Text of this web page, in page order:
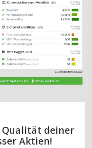
Qualität deiner
Aktien!